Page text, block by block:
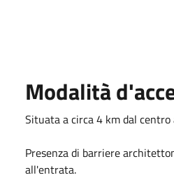
Modalità
Situata a circa 4 km dal
Presenza di barriere
all'entrata.